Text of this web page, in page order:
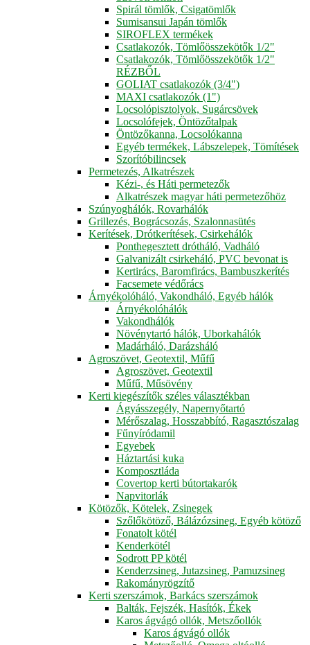
Spirál tömlők, Csigatömlők
Sumisansui Japán tömlők
SIROFLEX termékek
Csatlakozók, Tömlőösszekötők 1/2"
Csatlakozók, Tömlőösszekötők 1/2"
RÉZBŐL
GOLIAT csatlakozók (3/4")
MAXI csatlakozók (1")
Locsolópisztolyok, Sugárcsövek
Locsolófejek, Öntözőtalpak
Öntözőkanna, Locsolókanna
Egyéb termékek, Lábszelepek, Tömítések
Szorítóbilincsek
Permetezés, Alkatrészek
Kézi-, és Háti permetezők
Alkatrészek magyar háti permetezőhöz
Szúnyoghálók, Rovarhálók
Grillezés, Bográcsozás, Szalonnasütés
Kerítések, Drótkerítések, Csirkehálók
Ponthegesztett drótháló, Vadháló
Galvanizált csirkeháló, PVC bevonat is
Kertirács, Baromfirács, Bambuszkerítés
Facsemete védőrács
Árnyékolóháló, Vakondháló, Egyéb hálók
Árnyékolóhálók
Vakondhálók
Növénytartó hálók, Uborkahálók
Madárháló, Darázsháló
Agroszövet, Geotextil, Műfű
Agroszövet, Geotextil
Műfű, Műsövény
Kerti kiegészítők széles választékban
Ágyásszegély, Napernyőtartó
Mérőszalag, Hosszabbító, Ragasztószalag
Fűnyíródamil
Egyebek
Háztartási kuka
Komposztláda
Covertop kerti bútortakarók
Napvitorlák
Kötözők, Kötelek, Zsinegek
Szőlőkötöző, Bálázózsineg, Egyéb kötöző
Fonatolt kötél
Kenderkötél
Sodrott PP kötél
Kenderzsineg, Jutazsineg, Pamuzsineg
Rakományrögzítő
Kerti szerszámok, Barkács szerszámok
Balták, Fejszék, Hasítók, Ékek
Karos ágvágó ollók, Metszőollók
Karos ágvágó ollók